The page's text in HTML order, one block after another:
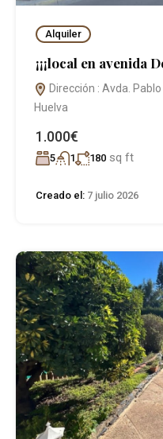
Alquiler
¡¡¡local en avenida
Dirección : Avda.
Huelva
1.000€
5 1 180 sq ft
Creado el: 7 julio 2026